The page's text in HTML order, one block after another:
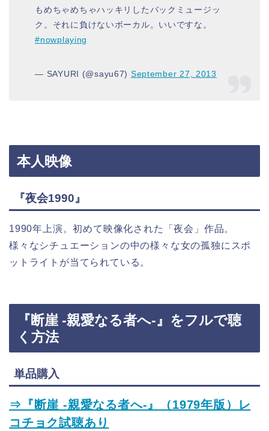
もめちゃめちゃハッキリしたバックミュージッ
ク。それに負けないボーカル。いいですな。
#nowplaying
— SAYURI (@sayu67) September 27, 2013
本人映像
『夜会1990』
1990年上演。初めて映像化された「夜会」作品。
様々なシチュエーションの中の様々な女の孤独にスポ
ットライトが当てられている。
『断崖 -親愛なる者へ-』をフルで聴
く方法
単品購入
⇒『断崖 -親愛なる者へ-』（1979年版）レ
コチョク試聴あり